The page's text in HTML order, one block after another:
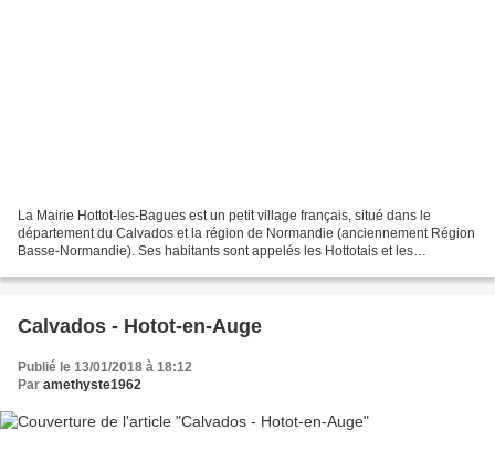
La Mairie Hottot-les-Bagues est un petit village français, situé dans le
département du Calvados et la région de Normandie (anciennement Région
Basse-Normandie). Ses habitants sont appelés les Hottotais et les
Calvados - Hotot-en-Auge
Publié le 13/01/2018 à 18:12
Par amethyste1962